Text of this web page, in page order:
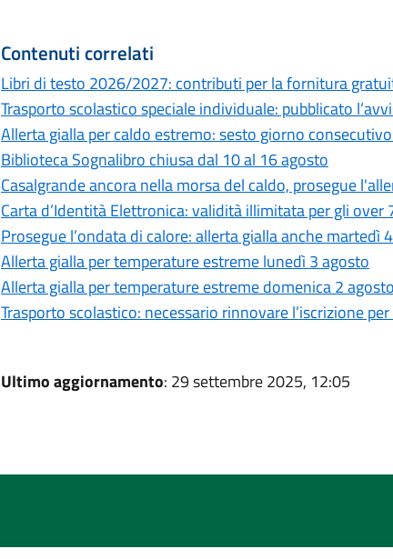
Contenuti correlati
Libri di testo 2026/2027: contributi per la fornitura
Trasporto scolastico speciale individuale: pubblicato
Allerta gialla per caldo estremo: sesto giorno
Biblioteca Sognalibro chiusa dal 10 al 16 agosto
Casalgrande ancora nella morsa del caldo, prosegue
Carta d’Identità Elettronica: validità illimitata per gli over
Prosegue l’ondata di calore: allerta gialla anche martedì
Allerta gialla per temperature estreme lunedì 3 agosto
Allerta gialla per temperature estreme domenica 2 agosto
Trasporto scolastico: necessario rinnovare l’iscrizione
Ultimo aggiornamento: 29 settembre 2025, 12:05